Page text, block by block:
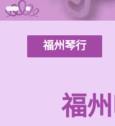
福州琴行
福